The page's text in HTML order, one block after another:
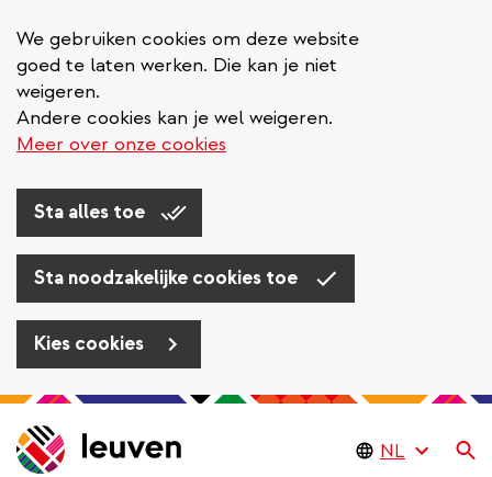
We gebruiken cookies om deze website
goed te laten werken. Die kan je niet
weigeren.
Andere cookies kan je wel weigeren.
Meer over onze cookies
Sta alles toe
Sta noodzakelijke cookies toe
Kies cookies
Overslaan
en
naar